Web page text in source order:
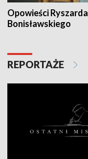
Opowieści Ryszarda
Bonisławskiego
REPORTAŻE